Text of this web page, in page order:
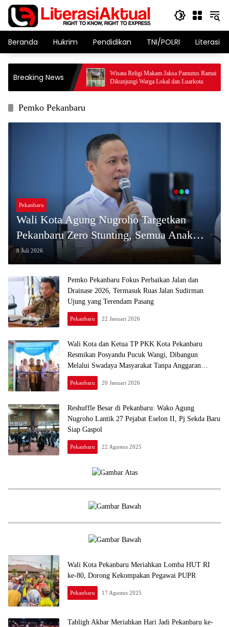
Langsung
konten
Beranda Hukrim Pendidikan TNI/POLRI Literasi
Breaking News
Resmikan Rumah
Wisata Religi Makam Jaksa Pamutus Ramai
Dikunjungi Warga Lokal dan Luarkota
Pemko Pekanbaru
Pekanbaru
Wali Kota Agung Nugroho Targetkan
Pekanbaru Zero Stunting, Semua Anak
Harus Tumbuh Sehat
8 Juli 2026
Pemko Pekanbaru Fokus Perbaikan Jalan dan
Drainase 2026, Termasuk Ruas Jalan Sudirman
Ujung yang Terendam Pasang
Pekanbaru 22 Januari 2026
Wali Kota dan Ketua TP PKK Kota Pekanbaru
Resmikan Posyandu Pucuk Wangi, Dibangun
Melalui Swadaya Masyarakat Tanpa Anggaran
APBD
Pekanbaru 20 Januari 2026
Reshuffle Besar di Pekanbaru: Wako Agung
Nugroho Lantik 27 Pejabat Eselon II, Pj Sekda Baru
Siap Gaspol
Pekanbaru 22 Agustus 2025
Wali Kota Pekanbaru Meriahkan Lomba HUT RI
ke-80, Dorong Kekompakan Pegawai PUPR
Pekanbaru 17 Agustus 2025
Tabligh Akbar Meriahkan Hari Jadi Pekanbaru ke-